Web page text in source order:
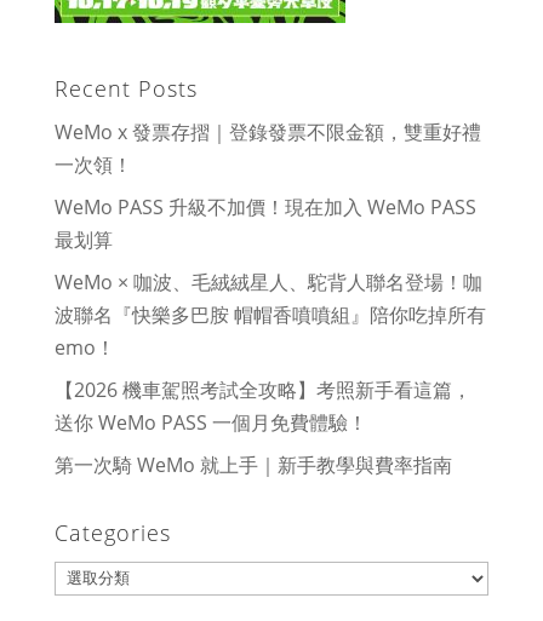
Recent Posts
WeMo x 發票存摺｜登錄發票不限金額，雙重好禮
一次領！
WeMo PASS 升級不加價！現在加入 WeMo PASS
最划算
WeMo × 咖波、毛絨絨星人、駝背人聯名登場！咖
波聯名『快樂多巴胺 帽帽香噴噴組』陪你吃掉所有
emo！
【2026 機車駕照考試全攻略】考照新手看這篇，
送你 WeMo PASS 一個月免費體驗！
第一次騎 WeMo 就上手｜新手教學與費率指南
Categories
Categories